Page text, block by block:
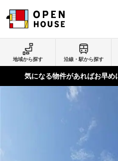
地域から探す 沿線・駅から探す
気になる物件があればお早め